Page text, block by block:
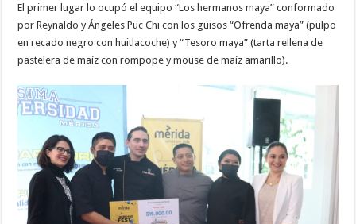
El primer lugar lo ocupó el equipo “Los hermanos maya” conformado
por Reynaldo y Ángeles Puc Chi con los guisos “Ofrenda maya” (pulpo
en recado negro con huitlacoche) y “Tesoro maya” (tarta rellena de
pastelera de maíz con rompope y mouse de maíz amarillo).